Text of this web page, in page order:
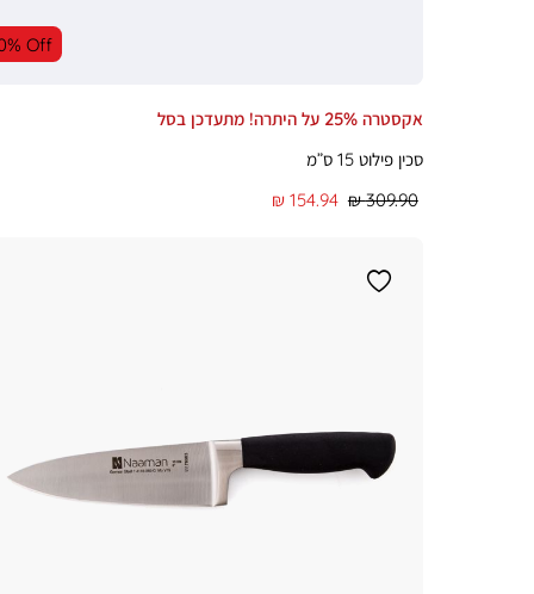
Off
אקסטרה 25% על היתרה! מתעדכן בסל
סכין פילוט 15 ס”מ
מחיר
154.94 ₪
מחיר
309.90 ₪